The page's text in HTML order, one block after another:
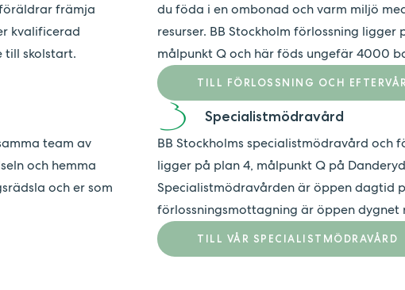
främja
kvalificerad
till skolstart.
team av
och hemma
och er som
du föda i en ombonad och varm miljö
resurser. BB Stockholm förlossning ligger
målpunkt Q och här föds ungefär 4000
TILL FÖRLOSSNING OCH
Specialistmödravård
BB Stockholms specialistmödravård och
ligger på plan 4, målpunkt Q på
Specialistmödravården är öppen dagtid
förlossningsmottagning är öppen dygnet
TILL VÅR SPECIALISTMÖDRAVÅRD